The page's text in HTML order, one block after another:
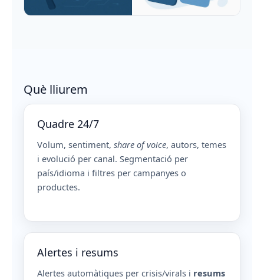
Què lliurem
Quadre 24/7
Volum, sentiment, share of voice, autors, temes
i evolució per canal. Segmentació per
país/idioma i filtres per campanyes o
productes.
Alertes i resums
Alertes automàtiques per crisis/virals i resums